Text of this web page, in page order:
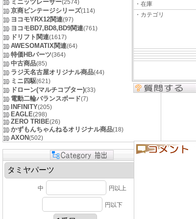
ミニッツレーサー(2574)
京商ビンテージシリーズ(114)
ヨコモYRX12関連(97)
ヨコモBD7,BD8,BD9関連(761)
ドリフト関連(1617)
AWESOMATIX関連(64)
特価HBパーツ(364)
中古商品(85)
ラジ天名古屋オリジナル商品(44)
ミニ四駆(621)
ドローン(マルチコプター)(33)
電動二輪バランスボード(7)
INFINITY(205)
EAGLE(298)
ZERO TRIBE(26)
かずもんちゃんねるオリジナル商品(18)
AXON(502)
中 円以上
円以下
・在庫
・カテゴリ